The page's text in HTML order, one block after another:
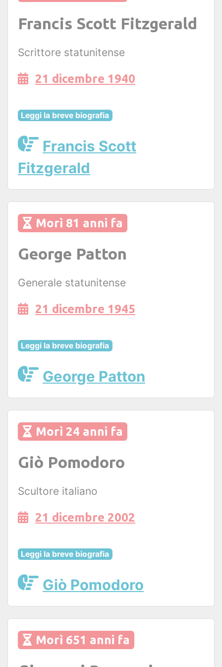
Francis Scott Fitzgerald
Scrittore statunitense
21 dicembre 1940
Leggi la breve biografia
Francis Scott
Fitzgerald
Morì 81 anni fa
George Patton
Generale statunitense
21 dicembre 1945
Leggi la breve biografia
George Patton
Morì 24 anni fa
Giò Pomodoro
Scultore italiano
21 dicembre 2002
Leggi la breve biografia
Giò Pomodoro
Morì 651 anni fa